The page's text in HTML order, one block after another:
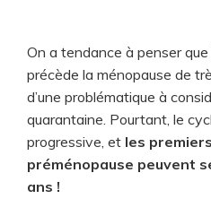
On a tendance à penser que
précède la ménopause de
d’une problématique à
quarantaine. Pourtant, le
progressive, et les
préménopause peuvent
ans !